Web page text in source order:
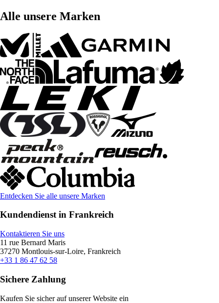
Alle unsere Marken
Entdecken Sie alle unsere Marken
Kundendienst in Frankreich
Kontaktieren Sie uns
11 rue Bernard Maris
37270 Montlouis-sur-Loire, Frankreich
+33 1 86 47 62 58
Sichere Zahlung
Kaufen Sie sicher auf unserer Website ein